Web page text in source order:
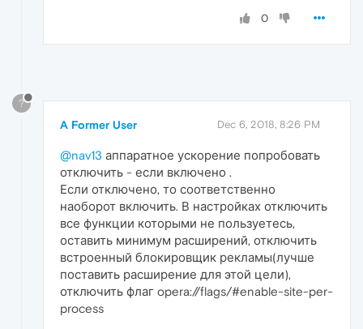
0
?
A Former User Dec 6, 2018, 8:26 PM
@nav13 аппаратное ускорение попробовать
отключить - если включено .
Если отключено, то соответственно
наоборот включить. В настройках отключить
все функции которыми не пользуетесь,
оставить минимум расширений, отключить
встроенный блокировщик рекламы(лучше
поставить расширение для этой цели),
отключить флаг opera://flags/#enable-site-per-
process